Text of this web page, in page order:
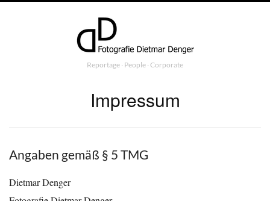
Reportage ∙ People ∙ Corporate
Impressum
Angaben gemäß § 5 TMG
Dietmar Denger